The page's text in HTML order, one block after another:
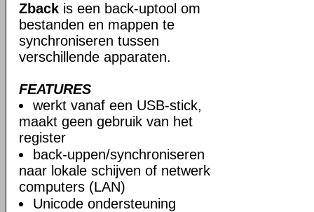
Zback is een back-uptool om
bestanden en mappen te
synchroniseren tussen
verschillende apparaten.
FEATURES
werkt vanaf een USB-stick,
maakt geen gebruik van het
register
back-uppen/synchroniseren
naar lokale schijven of netwerk
computers (LAN)
Unicode ondersteuning